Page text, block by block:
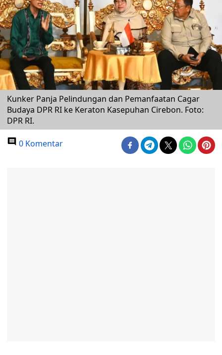
Kunker Panja Pelindungan dan Pemanfaatan Cagar
Budaya DPR RI ke Keraton Kasepuhan Cirebon. Foto:
DPR RI.
0 Komentar